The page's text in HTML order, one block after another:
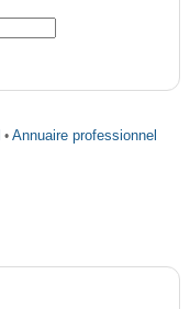
•Annuaire professionnel